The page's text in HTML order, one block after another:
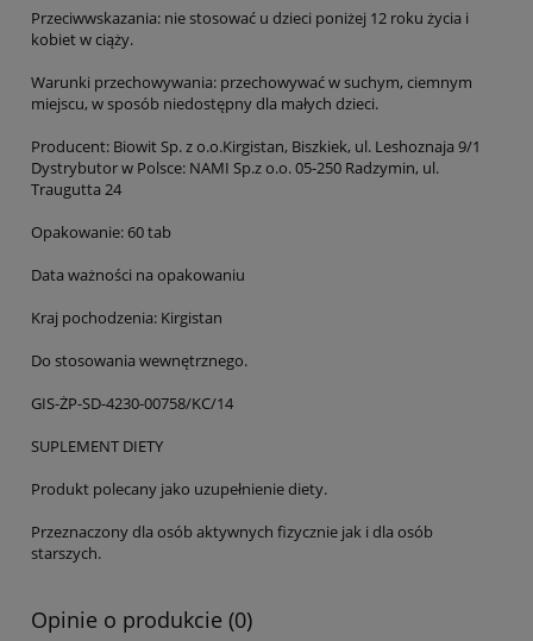
Przeciwwskazania: nie stosować u dzieci poniżej 12 roku życia i
kobiet w ciąży.
Warunki przechowywania: przechowywać w suchym, ciemnym
miejscu, w sposób niedostępny dla małych dzieci.
Producent: Biowit Sp. z o.o.Kirgistan, Biszkiek, ul. Leshoznaja 9/1
Dystrybutor w Polsce: NAMI Sp.z o.o. 05-250 Radzymin, ul.
Traugutta 24
Opakowanie: 60 tab
Data ważności na opakowaniu
Kraj pochodzenia: Kirgistan
Do stosowania wewnętrznego.
GIS-ŻP-SD-4230-00758/KC/14
SUPLEMENT DIETY
Produkt polecany jako uzupełnienie diety.
Przeznaczony dla osób aktywnych fizycznie jak i dla osób
starszych.
Opinie o produkcie (0)